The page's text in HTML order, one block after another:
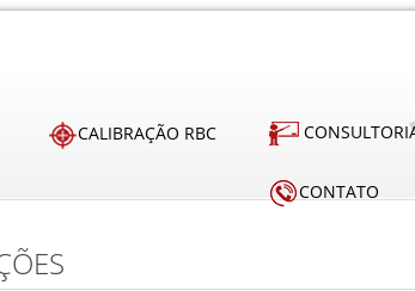
CALIBRAÇÃO RBC
CONTATO